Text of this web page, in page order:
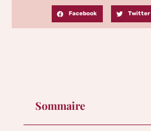
Facebook Twitter
Sommaire